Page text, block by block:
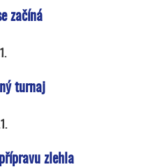
začíná
turnaj
zlehla